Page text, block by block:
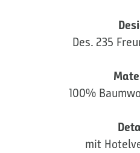
Des. 235
100%
mit